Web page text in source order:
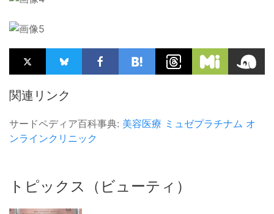
関連リンク
サードペディア百科事典: 美容医療 ミュゼプラチナム オ
ンラインクリニック
トピックス（ビューティ）